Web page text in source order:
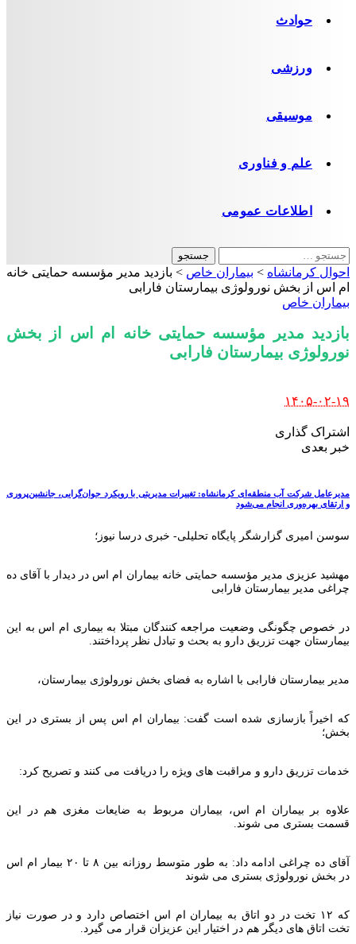
حوادث
ورزشی
موسیقی
علم و فناوری
اطلاعات عمومی
جستجو
برای:
احوال کرمانشاه > بیماران خاص > بازدید مدیر مؤسسه حمایتی خانه
ام اس از بخش نورولوژی بیمارستان فارابی
بیماران خاص
بازدید مدیر مؤسسه حمایتی خانه ام اس از بخش
نورولوژی بیمارستان فارابی
by
۱۴۰۵-۰۲-۱۹
اشتراک گذاری
خبر بعدی
مدیرعامل شرکت آب منطقه‌ای کرمانشاه: تغییرات مدیریتی با رویکرد جوان‌گرایی، جانشین‌پروری
و ارتقای بهره‌وری انجام می‌شود
سوسن امیری گزارشگر پایگاه تحلیلی- خبری درسا نیوز؛
مهشید عزیزی مدیر مؤسسه حمایتی خانه بیماران ام اس در دیدار با آقای ده
چراغی مدیر بیمارستان فارابی
در خصوص چگونگی وضعیت مراجعه کنندگان مبتلا به بیماری ام اس به این
بیمارستان جهت تزریق دارو به بحث و تبادل نظر پرداختند.
مدیر بیمارستان فارابی با اشاره به فضای بخش نورولوژی بیمارستان،
که اخیراً بازسازی شده است گفت: بیماران ام اس پس از بستری در این
بخش؛
خدمات تزریق دارو و مراقبت های ویژه را دریافت می کنند و تصریح کرد:
علاوه بر بیماران ام اس، بیماران مربوط به ضایعات مغزی هم در این
قسمت بستری می شوند.
آقای ده چراغی ادامه داد: به طور متوسط روزانه بین ۸ تا ۲۰ بیمار ام اس
در بخش نورولوژی بستری می شوند
که ۱۲ تخت در دو اتاق به بیماران ام اس اختصاص دارد و در صورت نیاز
تخت اتاق های دیگر هم در اختیار این عزیزان قرار می گیرد.